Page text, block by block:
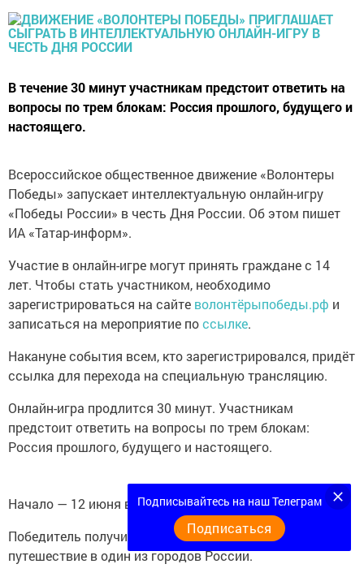
В течение 30 минут участникам предстоит ответить на
вопросы по трем блокам: Россия прошлого, будущего и
настоящего.
Всероссийское общественное движение «Волонтеры
Победы» запускает интеллектуальную онлайн-игру
«Победы России» в честь Дня России. Об этом пишет
ИА «Татар-информ».
Участие в онлайн-игре могут принять граждане с 14
лет. Чтобы стать участником, необходимо
зарегистрироваться на сайте волонтёрыпобеды.рф и
записаться на мероприятие поссылке.
Накануне события всем, кто зарегистрировался, придёт
ссылка для перехода на специальную трансляцию.
Онлайн-игра продлится 30 минут. Участникам
предстоит ответить на вопросы по трем блокам:
Россия прошлого, будущего и настоящего.
Начало — 12 июня в 12:00 по московскому времени.
Победитель получит возможность совершить
путешествие в один из городов России.
Подписывайтесь на наш Телеграм
Подписаться